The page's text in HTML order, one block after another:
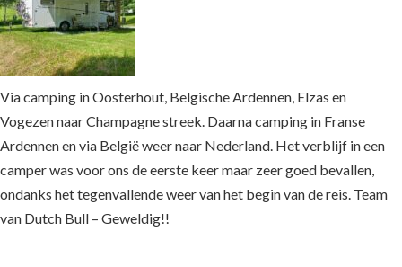
Via camping in Oosterhout, Belgische Ardennen, Elzas en
Vogezen naar Champagne streek. Daarna camping in Franse
Ardennen en via België weer naar Nederland. Het verblijf in een
camper was voor ons de eerste keer maar zeer goed bevallen,
ondanks het tegenvallende weer van het begin van de reis. Team
van Dutch Bull – Geweldig!!